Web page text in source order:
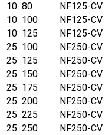
10 80 NF125-CV
10 100 NF125-CV
10 125 NF125-CV
25 100 NF250-CV
25 125 NF250-CV
25 150 NF250-CV
25 175 NF250-CV
25 200 NF250-CV
25 225 NF250-CV
25 250 NF250-CV